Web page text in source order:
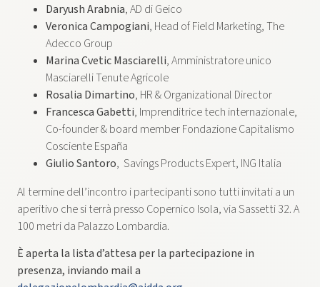
Daryush Arabnia, AD di Geico
Veronica Campogiani, Head of Field Marketing, The
Adecco Group
Marina Cvetic Masciarelli, Amministratore unico
Masciarelli Tenute Agricole
Rosalia Dimartino, HR & Organizational Director
Francesca Gabetti, Imprenditrice tech internazionale,
Co-founder & board member Fondazione Capitalismo
Cosciente España
Giulio Santoro, Savings Products Expert, ING Italia
Al termine dell’incontro i partecipanti sono tutti invitati a un
aperitivo che si terrà presso Copernico Isola, via Sassetti 32. A
100 metri da Palazzo Lombardia.
È aperta la lista d’attesa per la partecipazione in
presenza, inviando mail a